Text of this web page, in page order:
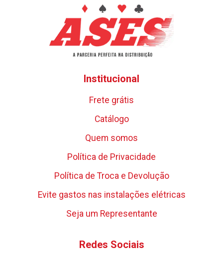
Institucional
Frete grátis
Catálogo
Quem somos
Política de Privacidade
Política de Troca e Devolução
Evite gastos nas instalações elétricas
Seja um Representante
Redes Sociais